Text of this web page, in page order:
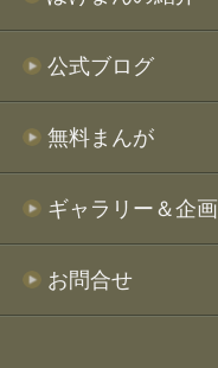
公式ブログ
無料まんが
ギャラリー＆企画
お問合せ